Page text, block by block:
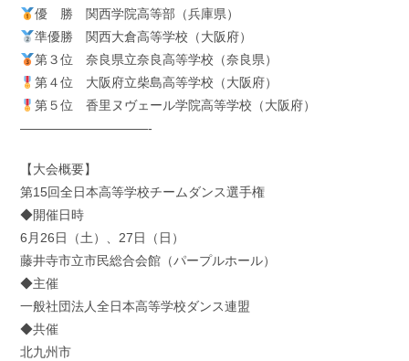
優 勝 関西学院高等部（兵庫県）
準優勝 関西大倉高等学校（大阪府）
第３位 奈良県立奈良高等学校（奈良県）
第４位 大阪府立柴島高等学校（大阪府）
第５位 香里ヌヴェール学院高等学校（大阪府）
——————————-
【大会概要】
第15回全日本高等学校チームダンス選手権
◆開催日時
6月26日（土）、27日（日）
藤井寺市立市民総合会館（パープルホール）
◆主催
一般社団法人全日本高等学校ダンス連盟
◆共催
北九州市